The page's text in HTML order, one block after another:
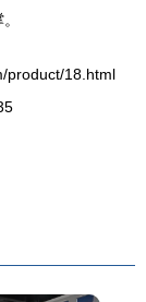
product/18.html